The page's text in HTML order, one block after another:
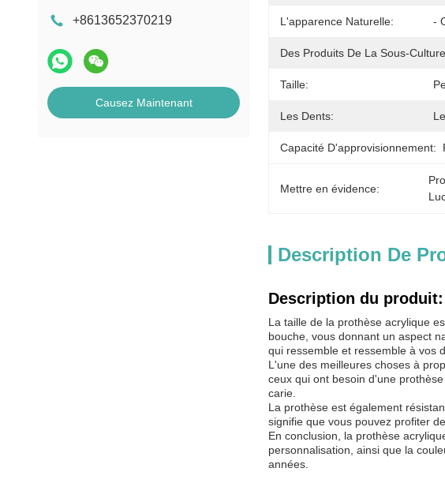
+8613652370219
Causez Maintenant
L'apparence Naturelle: -
Des Produits De La Sous-
Taille:
Les Dents:
Capacité D'approvisionnement:
Mettre en évidence:
Description De
Description du produit:
La taille de la prothèse acrylique
bouche, vous donnant un aspect
qui ressemble et ressemble à vos
L'une des meilleures choses à
ceux qui ont besoin d'une
carie.
La prothèse est également
signifie que vous pouvez profiter
En conclusion, la prothèse
personnalisation, ainsi que la
années.